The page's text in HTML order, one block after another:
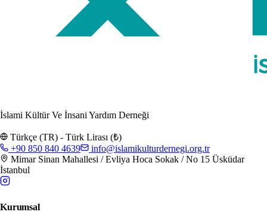
İslami Kültür Ve İnsani Yardım Derneği
Türkçe (TR) - Türk Lirası (₺)
+90 850 840 4639
info@islamikulturdernegi.org.tr
Mimar Sinan Mahallesi / Evliya Hoca Sokak / No 15 Üsküdar
İstanbul
Kurumsal